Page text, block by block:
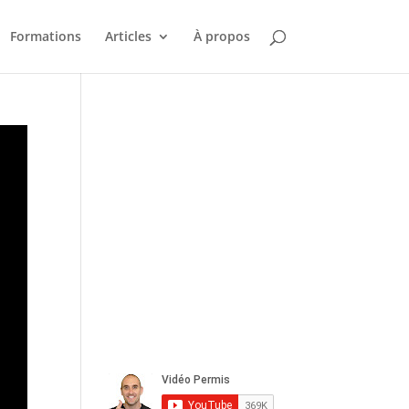
Formations Articles À propos